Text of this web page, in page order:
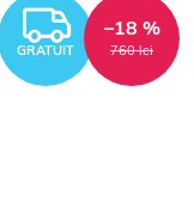
GRATUIT 760 lei
–18 %